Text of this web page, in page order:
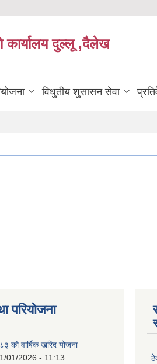
कार्यालय दुल्लू ,दैलेख
विधुतीय शुसासन सेवा
परियोजना
वार्षिक खरिद योजना
01/2026 - 11:13